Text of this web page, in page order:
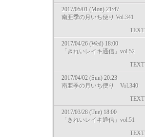
2017/05/01 (Mon) 21:47
南亜季の月いち便り Vol.341
TEXT
2017/04/26 (Wed) 18:00
「きれいレイキ通信」vol.52
TEXT
2017/04/02 (Sun) 20:23
南亜季の月いち便り Vol.340
TEXT
2017/03/28 (Tue) 18:00
「きれいレイキ通信」vol.51
TEXT